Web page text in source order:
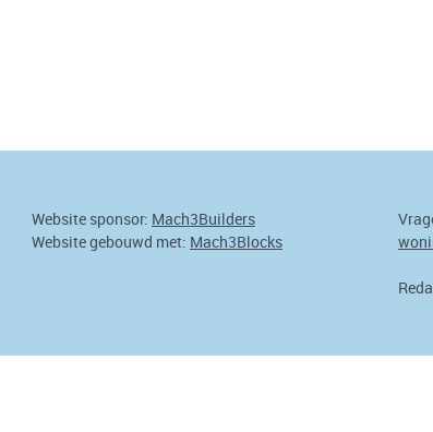
Website sponsor: Mach3Builders
Website gebouwd met: Mach3Blocks